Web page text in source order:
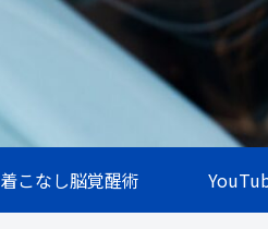
着こなし脳覚醒術